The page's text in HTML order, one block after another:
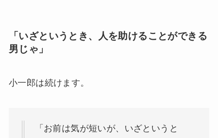
「いざというとき、人を助けることができる
男じゃ」
小一郎は続けます。
「お前は気が短いが、いざというと